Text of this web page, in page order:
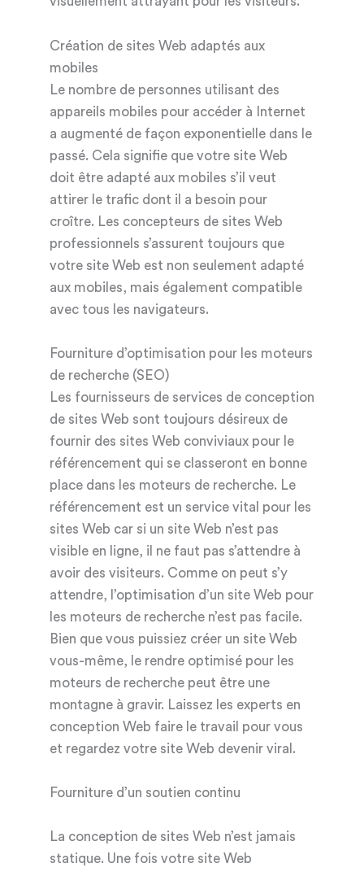
Création de sites Web adaptés aux
mobiles
Le nombre de personnes utilisant des
appareils mobiles pour accéder à Internet
a augmenté de façon exponentielle dans le
passé. Cela signifie que votre site Web
doit être adapté aux mobiles s’il veut
attirer le trafic dont il a besoin pour
croître. Les concepteurs de sites Web
professionnels s’assurent toujours que
votre site Web est non seulement adapté
aux mobiles, mais également compatible
avec tous les navigateurs.
Fourniture d’optimisation pour les moteurs
de recherche (SEO)
Les fournisseurs de services de conception
de sites Web sont toujours désireux de
fournir des sites Web conviviaux pour le
référencement qui se classeront en bonne
place dans les moteurs de recherche. Le
référencement est un service vital pour les
sites Web car si un site Web n’est pas
visible en ligne, il ne faut pas s’attendre à
avoir des visiteurs. Comme on peut s’y
attendre, l’optimisation d’un site Web pour
les moteurs de recherche n’est pas facile.
Bien que vous puissiez créer un site Web
vous-même, le rendre optimisé pour les
moteurs de recherche peut être une
montagne à gravir. Laissez les experts en
conception Web faire le travail pour vous
et regardez votre site Web devenir viral.
Fourniture d’un soutien continu
La conception de sites Web n’est jamais
statique. Une fois votre site Web